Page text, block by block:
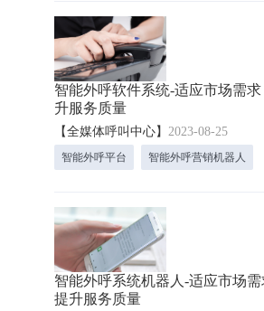
智能外呼软件系统-适应市场需
升服务质量
【全媒体呼叫中心】 2023-08-25
智能外呼平台 智能外呼营销机器人
智能外呼系统机器人-适应市场
提升服务质量